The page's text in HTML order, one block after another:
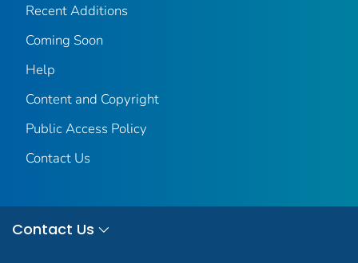
Recent Additions
Coming Soon
Help
Content and Copyright
Public Access Policy
Contact Us
Contact Us